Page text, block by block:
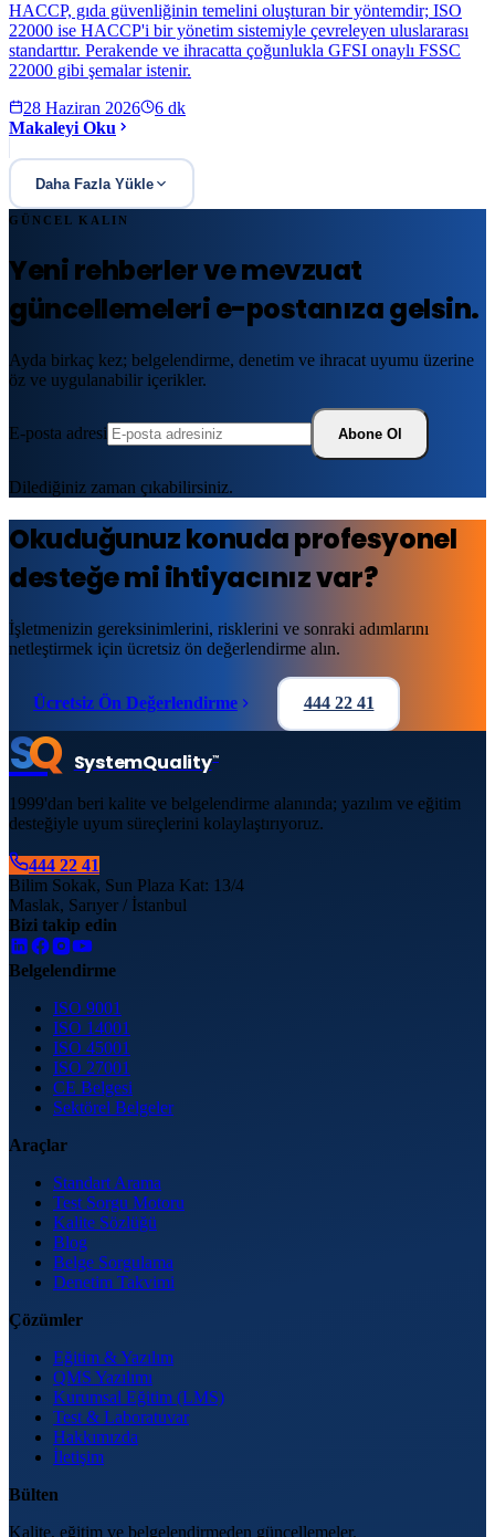
HACCP, gıda güvenliğinin temelini oluşturan bir yöntemdir; ISO
22000 ise HACCP'i bir yönetim sistemiyle çevreleyen uluslararası
standarttır. Perakende ve ihracatta çoğunlukla GFSI onaylı FSSC
22000 gibi şemalar istenir.
28 Haziran 2026
6 dk
Makaleyi Oku
Daha Fazla Yükle
GÜNCEL KALIN
Yeni rehberler ve mevzuat
güncellemeleri e-postanıza gelsin.
Ayda birkaç kez; belgelendirme, denetim ve ihracat uyumu üzerine
öz ve uygulanabilir içerikler.
E-posta adresi Abone Ol
Dilediğiniz zaman çıkabilirsiniz.
Okuduğunuz konuda profesyonel
desteğe mi ihtiyacınız var?
İşletmenizin gereksinimlerini, risklerini ve sonraki adımlarını
netleştirmek için ücretsiz ön değerlendirme alın.
Ücretsiz Ön Değerlendirme 444 22 41
SQ SystemQuality™
1999'dan beri kalite ve belgelendirme alanında; yazılım ve eğitim
desteğiyle uyum süreçlerini kolaylaştırıyoruz.
444 22 41
Bilim Sokak, Sun Plaza Kat: 13/4
Maslak, Sarıyer / İstanbul
Bizi takip edin
Belgelendirme
ISO 9001
ISO 14001
ISO 45001
ISO 27001
CE Belgesi
Sektörel Belgeler
Araçlar
Standart Arama
Test Sorgu Motoru
Kalite Sözlüğü
Blog
Belge Sorgulama
Denetim Takvimi
Çözümler
Eğitim & Yazılım
QMS Yazılımı
Kurumsal Eğitim (LMS)
Test & Laboratuvar
Hakkımızda
İletişim
Bülten
Kalite, eğitim ve belgelendirmeden güncellemeler.